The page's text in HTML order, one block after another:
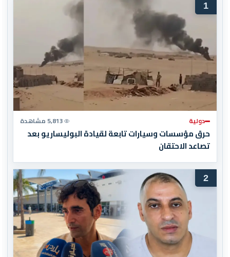
1
دولية 5,813 مشاهدة
حرق مؤسسات وسيارات تابعة لقيادة البوليساريو بعد
تصاعد الاحتقان
2